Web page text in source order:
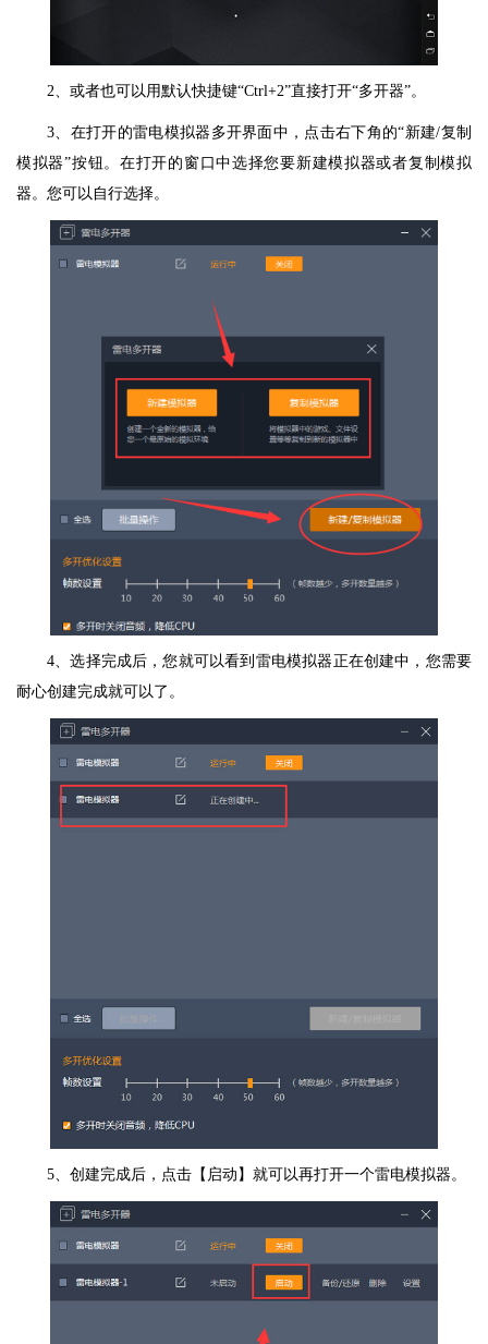
2、或者也可以用默认快捷键“Ctrl+2”直接打开“多开器”。
3、在打开的雷电模拟器多开界面中，点击右下角的“新建/复制
模拟器”按钮。在打开的窗口中选择您要新建模拟器或者复制模拟
器。您可以自行选择。
4、选择完成后，您就可以看到雷电模拟器正在创建中，您需要
耐心创建完成就可以了。
5、创建完成后，点击【启动】就可以再打开一个雷电模拟器。